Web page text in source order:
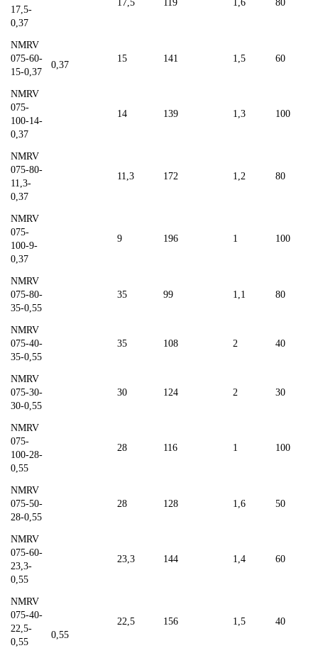
0,37
17,5-
0,37
17,5 119 1,6 80
NMRV
075-60-
15-0,37
15 141 1,5 60
NMRV
075-
100-14-
0,37
14 139 1,3 100
NMRV
075-80-
11,3-
0,37
11,3 172 1,2 80
NMRV
075-
100-9-
0,37
9 196 1 100
NMRV
075-80-
35-0,55
0,55
35 99 1,1 80
NMRV
075-40-
35-0,55
35 108 2 40
NMRV
075-30-
30-0,55
30 124 2 30
NMRV
075-
100-28-
0,55
28 116 1 100
NMRV
075-50-
28-0,55
28 128 1,6 50
NMRV
075-60-
23,3-
0,55
23,3 144 1,4 60
NMRV
075-40-
22,5-
0,55
22,5 156 1,5 40